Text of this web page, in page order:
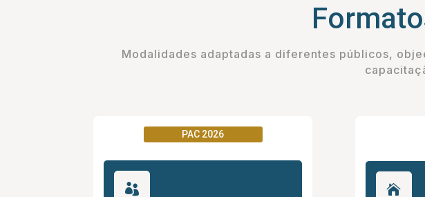
Modalidades adaptadas a diferentes públicos,
PAC 2026
 